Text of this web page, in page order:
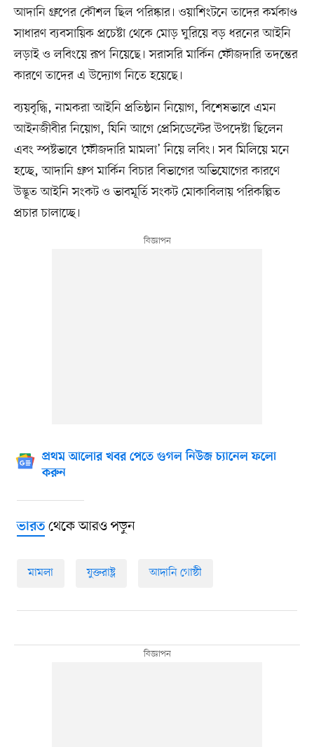
আদানি গ্রুপের কৌশল ছিল পরিষ্কার। ওয়াশিংটনে তাদের কর্মকাণ্ড
সাধারণ ব্যবসায়িক প্রচেষ্টা থেকে মোড় ঘুরিয়ে বড় ধরনের আইনি
লড়াই ও লবিংয়ে রূপ নিয়েছে। সরাসরি মার্কিন ফৌজদারি তদন্তের
কারণে তাদের এ উদ্যোগ নিতে হয়েছে।
ব্যয়বৃদ্ধি, নামকরা আইনি প্রতিষ্ঠান নিয়োগ, বিশেষভাবে এমন
আইনজীবীর নিয়োগ, যিনি আগে প্রেসিডেন্টের উপদেষ্টা ছিলেন
এবং স্পষ্টভাবে ‘ফৌজদারি মামলা’ নিয়ে লবিং। সব মিলিয়ে মনে
হচ্ছে, আদানি গ্রুপ মার্কিন বিচার বিভাগের অভিযোগের কারণে
উদ্ভূত আইনি সংকট ও ভাবমূর্তি সংকট মোকাবিলায় পরিকল্পিত
প্রচার চালাচ্ছে।
প্রথম আলোর খবর পেতে গুগল নিউজ চ্যানেল ফলো
করুন
ভারতথেকে আরও পড়ুন
মামলা যুক্তরাষ্ট্র আদানি গোষ্ঠী